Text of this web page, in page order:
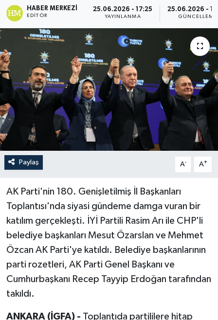
HABER MERKEZI
EDITÖR
25.06.2026 - 17:25
YAYINLANMA
25.06.2026 -
GÜNCELLEME
Paylaş A- A+
AK Parti'nin 180. Genişletilmiş İl Başkanları
Toplantısı'nda siyasi gündeme damga vuran bir
katılım gerçekleşti. İYİ Partili Rasim Arı ile CHP'li
belediye başkanları Mesut Özarslan ve Mehmet
Özcan AK Parti'ye katıldı. Belediye başkanlarının
parti rozetleri, AK Parti Genel Başkanı ve
Cumhurbaşkanı Recep Tayyip Erdoğan tarafından
takıldı.
ANKARA (İGFA) - Toplantıda partililere hitap